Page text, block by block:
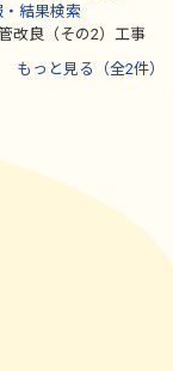
結果検索
改良（その2）工事
もっと見る（全2件）